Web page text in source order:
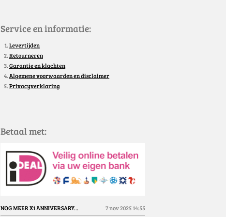
Service en informatie:
Levertijden
Retourneren
Garantie en klachten
Algemene voorwaarden en disclaimer
Privacyverklaring
Betaal met:
NOG MEER X1 ANNIVERSARY... 7 nov 202514:55